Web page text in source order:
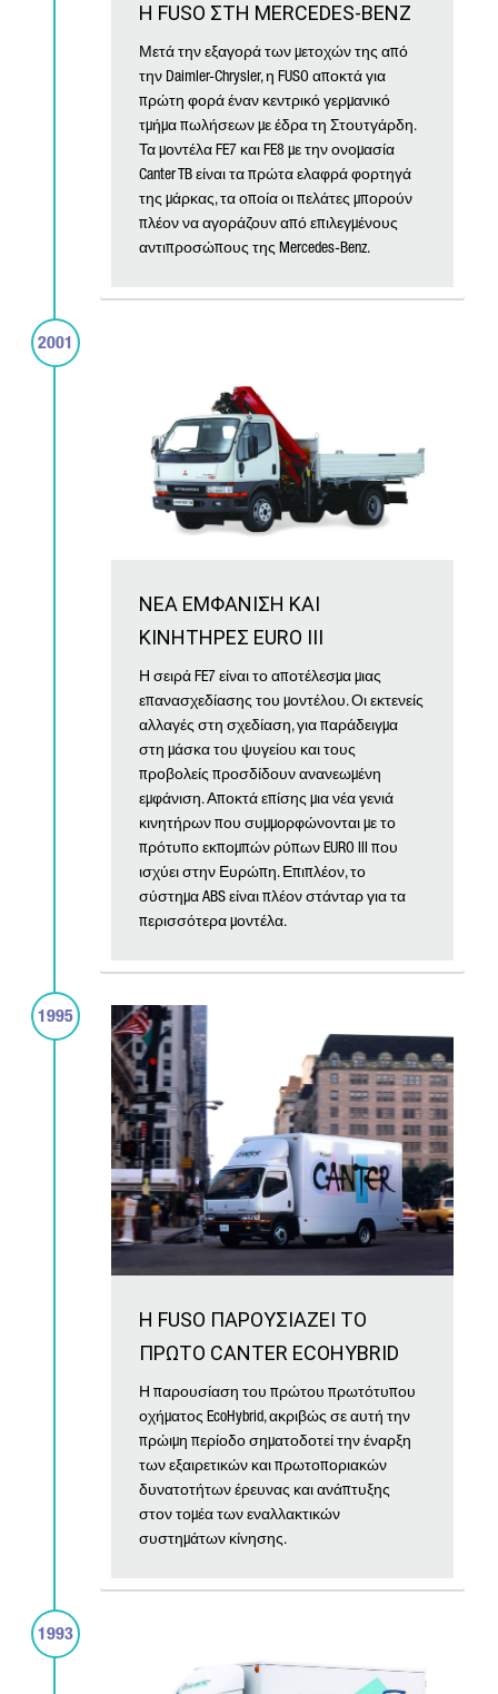
Η FUSO ΣΤΗ MERCEDES-BENZ
Μετά την εξαγορά των μετοχών της από
την Daimler-Chrysler, η FUSO αποκτά για
πρώτη φορά έναν κεντρικό γερμανικό
τμήμα πωλήσεων με έδρα τη Στουτγάρδη.
Τα μοντέλα FE7 και FE8 με την ονομασία
Canter TB είναι τα πρώτα ελαφρά φορτηγά
της μάρκας, τα οποία οι πελάτες μπορούν
πλέον να αγοράζουν από επιλεγμένους
αντιπροσώπους της Mercedes-Benz.
ΝΕΑ ΕΜΦΑΝΙΣΗ ΚΑΙ
ΚΙΝΗΤΗΡΕΣ EURO III
Η σειρά FE7 είναι το αποτέλεσμα μιας
επανασχεδίασης του μοντέλου. Οι εκτενείς
αλλαγές στη σχεδίαση, για παράδειγμα
στη μάσκα του ψυγείου και τους
προβολείς προσδίδουν ανανεωμένη
εμφάνιση. Αποκτά επίσης μια νέα γενιά
κινητήρων που συμμορφώνονται με το
πρότυπο εκπομπών ρύπων EURO III που
ισχύει στην Ευρώπη. Επιπλέον, το
σύστημα ABS είναι πλέον στάνταρ για τα
περισσότερα μοντέλα.
2001
Η FUSO ΠΑΡΟΥΣΙΑΖΕΙ ΤΟ
ΠΡΩΤΟ CANTER ECOHYBRID
Η παρουσίαση του πρώτου πρωτότυπου
οχήματος EcoHybrid, ακριβώς σε αυτή την
πρώιμη περίοδο σηματοδοτεί την έναρξη
των εξαιρετικών και πρωτοποριακών
δυνατοτήτων έρευνας και ανάπτυξης
στον τομέα των εναλλακτικών
συστημάτων κίνησης.
1995
1993